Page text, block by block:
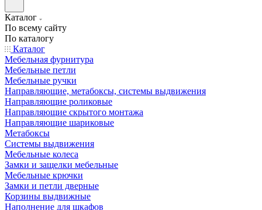
Каталог
По всему сайту
По каталогу
Каталог
Мебельная фурнитура
Мебельные петли
Мебельные ручки
Направляющие, метабоксы, системы выдвижения
Направляющие роликовые
Направляющие скрытого монтажа
Направляющие шариковые
Метабоксы
Системы выдвижения
Мебельные колеса
Замки и защелки мебельные
Мебельные крючки
Замки и петли дверные
Корзины выдвижные
Наполнение для шкафов